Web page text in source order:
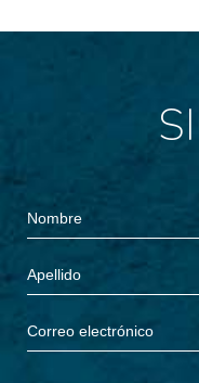
Hidden
Field
Nombre
Apellido
Correo
electrónico